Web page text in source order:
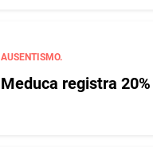
AUSENTISMO.
Meduca registra